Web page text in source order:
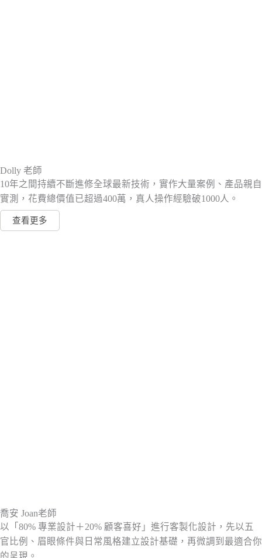
Dolly 老師
10年之間持續不斷進修全球最新技術，實作大量案例、產品親自
實測，花費總價值已超過400萬，真人操作經驗破1000人。
查看更多
喬安 Joan老師
以「80% 專業設計＋20% 顧客喜好」進行客製化設計，先以五
官比例、眉眼條件與日常風格建立設計基礎，再微調到最適合你